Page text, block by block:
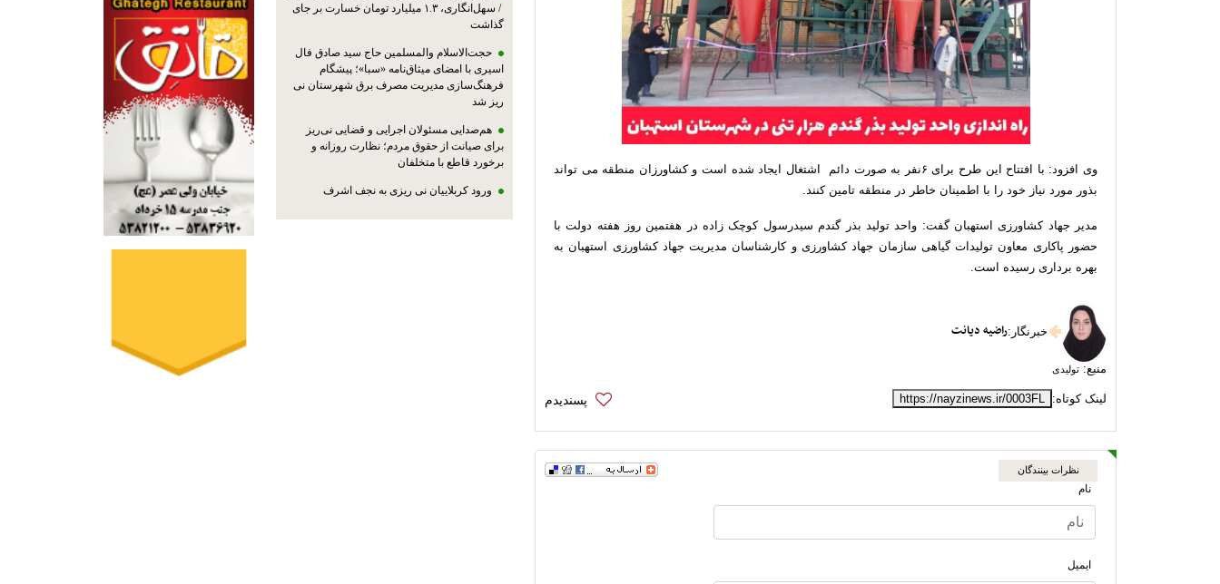
وی افزود: با افتتاح این طرح برای ۶نفر به صورت دائم اشتغال ایجاد شده است و کشاورزان منطقه می تواند
بذور مورد نیاز خود را با اطمینان خاطر در منطقه تامین کنند.
مدیر جهاد کشاورزی استهبان گفت: واحد تولید بذر گندم سیدرسول کوچک زاده در هفتمین روز هفته دولت با
حضور پاکاری معاون تولیدات گیاهی سازمان جهاد کشاورزی و کارشناسان مدیریت جهاد کشاورزی استهبان به
بهره برداری رسیده است.
خبرنگار :راضیه دیانت
منبع: تولیدی
لینک کوتاه: https://nayzinews.ir/0003FL
نظرات بینندگان
نام
ایمیل
/ سهل‌انگاری، ۱.۳ میلیارد تومان خسارت بر جای
گذاشت
حجت‌الاسلام والمسلمین حاج سید صادق فال
اسیری با امضای میثاق‌نامه «سبا»؛ پیشگام
فرهنگ‌سازی مدیریت مصرف برق شهرستان نی
ریز شد
هم‌صدایی مسئولان اجرایی و قضایی نی‌ریز
برای صیانت از حقوق مردم؛ نظارت روزانه و
برخورد قاطع با متخلفان
ورود کربلاییان نی ریزی به نجف اشرف